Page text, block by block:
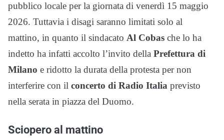
pubblico locale per la giornata di venerdì 15 maggio
2026. Tuttavia i disagi saranno limitati solo al
mattino, in quanto il sindacato Al Cobas che lo ha
indetto ha infatti accolto l’invito della Prefettura di
Milano e ridotto la durata della protesta per non
interferire con il concerto di Radio Italia previsto
nella serata in piazza del Duomo.
Sciopero al mattino